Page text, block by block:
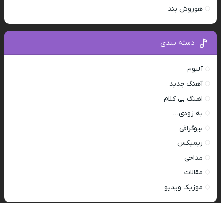
هوروش بند
دسته بندی
آلبوم
آهنگ جدید
اهنگ بی کلام
به زودی…
بیوگرافی
ریمیکس
مداحی
مقالات
موزیک ویدیو